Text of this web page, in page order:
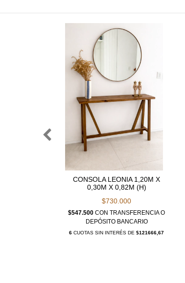
CONSOLA LEONIA 1,20M X
0,30M X 0,82M (H)
$730.000
$547.500CON TRANSFERENCIA O
DEPÓSITO BANCARIO
6 CUOTAS SIN INTERÉS DE$121666,67